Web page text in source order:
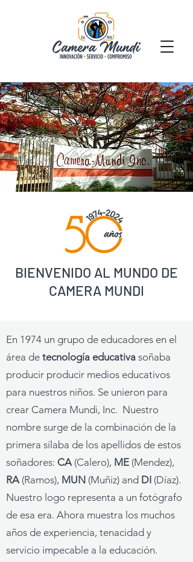
BIENVENIDO AL MUNDO DE
CAMERA MUNDI
En 1974 un grupo de educadores en el
área de tecnología educativa soñaba
producir producir medios educativos
para nuestros niños. Se unieron para
crear Camera Mundi, Inc. Nuestro
nombre surge de la combinación de la
primera sílaba de los apellidos de estos
soñadores: CA(Calero), ME (Mendez),
RA(Ramos), MUN (Muñiz) and DI (Díaz).
Nuestro logo representa a un fotógrafo
de esa era. Ahora muestra los muchos
años de experiencia, tenacidad y
servicio impecable a la educación.